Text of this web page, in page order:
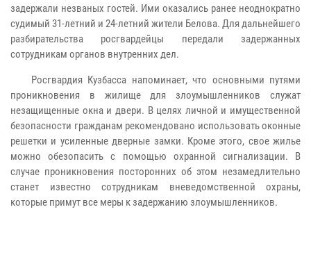
задержали незваных гостей. Ими оказались ранее неоднократно
судимый 31-летний и 24-летний жители Белова. Для дальнейшего
разбирательства росгвардейцы передали задержанных
сотрудникам органов внутренних дел.
Росгвардия Кузбасса напоминает, что основными путями
проникновения в жилище для злоумышленников служат
незащищенные окна и двери. В целях личной и имущественной
безопасности гражданам рекомендовано использовать оконные
решетки и усиленные дверные замки. Кроме этого, свое жилье
можно обезопасить с помощью охранной сигнализации. В
случае проникновения посторонних об этом незамедлительно
станет известно сотрудникам вневедомственной охраны,
которые примут все меры к задержанию злоумышленников.